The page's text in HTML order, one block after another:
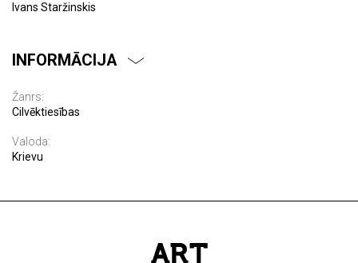
Ivans Staržinskis
INFORMĀCIJA
Žanrs:
Cilvēktiesības
Valoda:
Krievu